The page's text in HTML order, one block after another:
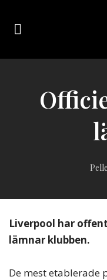
Pelle
Liverpool har
lämnar klubben.
De mest etablerade